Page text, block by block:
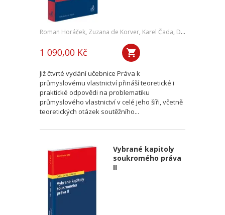
Roman Horáček, Zuzana de Korver, Karel Čada, Daniel Patěk
1 090,00 Kč
Již čtvrté vydání učebnice Práva k
průmyslovému vlastnictví přináší teoretické i
praktické odpovědi na problematiku
průmyslového vlastnictví v celé jeho šíři, včetně
teoretických otázek soutěžního...
Vybrané kapitoly
soukromého práva
II